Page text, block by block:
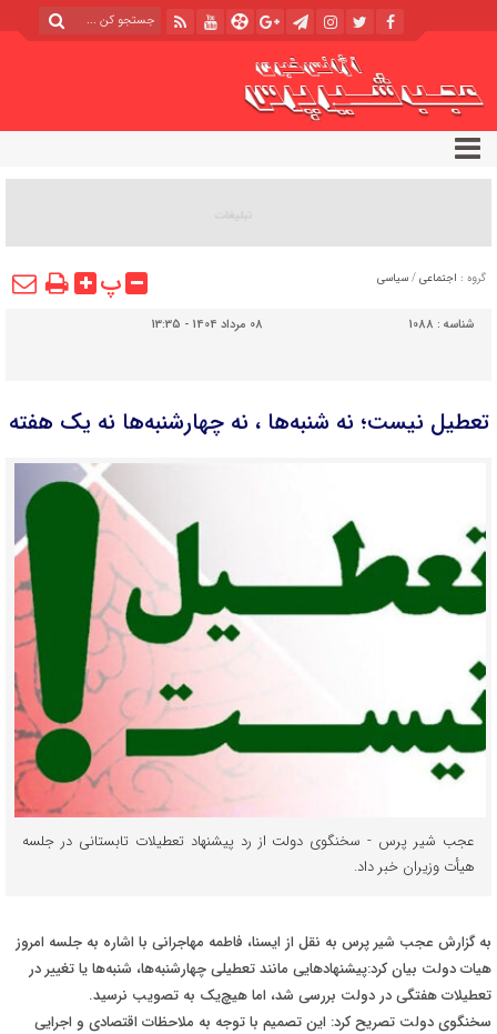
گروه : اجتماعی / سیاسی پ
شناسه : 1088 08 مرداد 1404 - 13:35
تعطیل نیست؛ نه شنبه‌ها ، نه چهارشنبه‌ها نه یک هفته
عجب شیر پرس - سخنگوی دولت از رد پیشنهاد تعطیلات تابستانی در جلسه
هیأت وزیران خبر داد.
به گزارش عجب شیر پرس به نقل از ایسنا، فاطمه مهاجرانی با اشاره به جلسه امروز
هیات دولت بیان کرد:پیشنهادهایی مانند تعطیلی چهارشنبه‌ها، شنبه‌ها یا تغییر در
تعطیلات هفتگی در دولت بررسی شد، اما هیچ‌یک به تصویب نرسید.
سخنگوی دولت تصریح کرد: این تصمیم با توجه به ملاحظات اقتصادی و اجرایی